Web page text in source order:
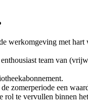
werkomgeving met hart
team van
zomerperiode een
rol te vervullen binnen